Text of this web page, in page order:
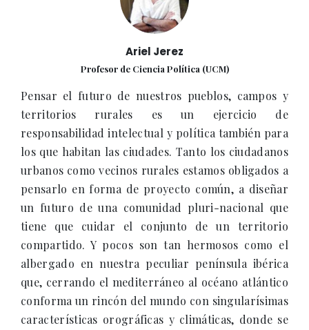
Ariel Jerez
Profesor de Ciencia Política (UCM)
Pensar el futuro de nuestros pueblos, campos y
territorios rurales es un ejercicio de
responsabilidad intelectual y política también para
los que habitan las ciudades. Tanto los ciudadanos
urbanos como vecinos rurales estamos obligados a
pensarlo en forma de proyecto común, a diseñar
un futuro de una comunidad pluri-nacional que
tiene que cuidar el conjunto de un territorio
compartido. Y pocos son tan hermosos como el
albergado en nuestra peculiar península ibérica
que, cerrando el mediterráneo al océano atlántico
conforma un rincón del mundo con singularísimas
características orográficas y climáticas, donde se